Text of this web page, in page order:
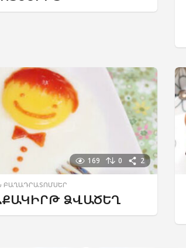
169 0 2
ԲԱՂԱԴՐԱՏՈՄՍԵՐ
ՁՎԱԾԵՂ